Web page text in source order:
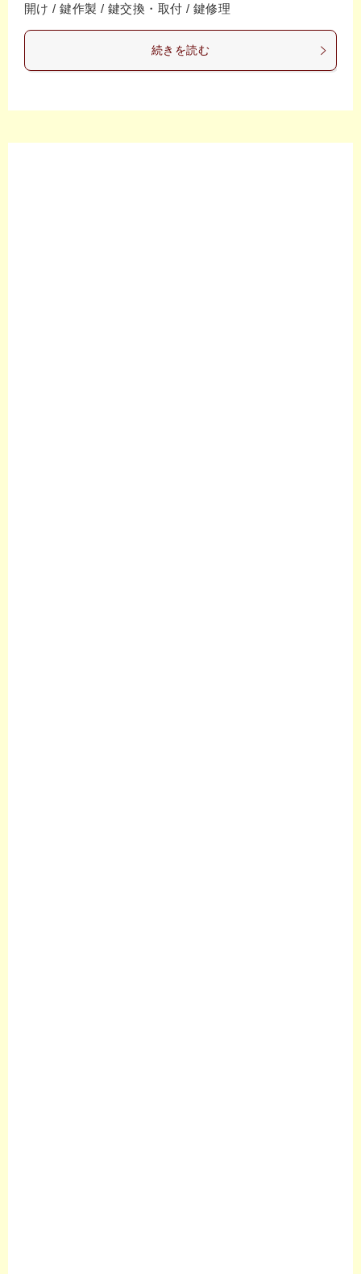
開け / 鍵作製 / 鍵交換・取付 / 鍵修理
続きを読む